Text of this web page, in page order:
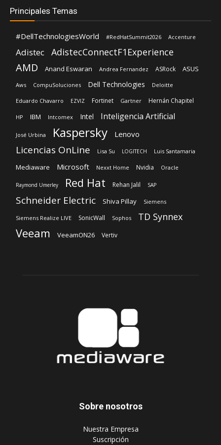
Principales Temas
#DellTechnologiesWorld #RedHatSummit2026 Accenture
Adistec AdistecConnectF1Experience
AMD Anand Eswaran Andrea Fernandez ASRock ASUS
Aws CompuSoluciones Dell Technologies Deloitte
Eduardo Chavarro EZVIZ Fortinet Gartner Hernán Chapitel
HP IBM Intcomex Intel Inteligencia Artificial
José Urbina Kaspersky Lenovo
Licencias OnLine Lisa Su LOGITECH Luis Santamaria
Mediaware Microsoft Nexxt Home Nvidia Oracle
Raymond Umerley Red Hat Rehan Jalil SAP
Schneider Electric Shiva Pillay Siemens
Siemens Realize LIVE SonicWall Sophos TD Synnex
Veeam VeeamON26 Vertiv
Sobre nosotros
‎Nuestra Empresa
‎Suscripción